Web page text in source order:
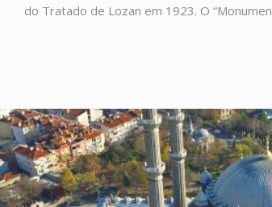
do Tratado de Lozan em 1923. O